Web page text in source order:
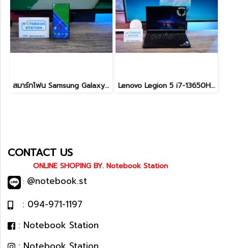
สมาร์ทโฟน Samsung Galaxy S24 ULTRA (12+512GB) BLACK (5G) ขายเพียง 18,990.- เท่านั้น Lenovo Legion 5 i7-13650HX RTX5060(8GB) RAM16 512GB M.2 จอ15.3นิ้ว FHD+ 165Hz เกมมิ่งสเปคสูง คีย์บอร์ดไฟสีขาว ดีไซน์เรียบหรูดูทันสมัย ประกันศูนย์ยาวถึงปี2028 เครื่องพร้อมใช้งานในราคาสุดคุ้มเพียง 39,990.-
CONTACT US
ONLINE SHOPING BY. Notebook Station
: @notebook.st
: 094-971-1197
: Notebook Station